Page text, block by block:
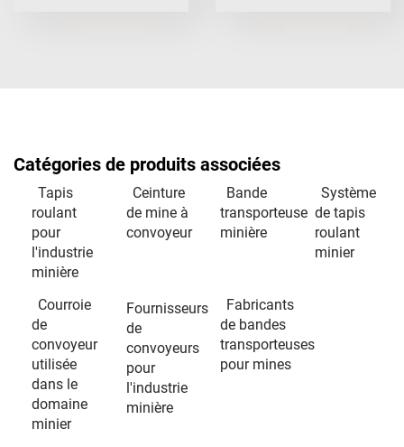
Catégories de produits associées
Tapis
roulant
pour
l'industrie
minière
Ceinture
de mine à
convoyeur
Bande
transporteuse
minière
Système
de tapis
roulant
minier
Courroie
de
convoyeur
utilisée
dans le
domaine
minier
Fournisseurs
de
convoyeurs
pour
l'industrie
minière
Fabricants
de bandes
transporteuses
pour mines